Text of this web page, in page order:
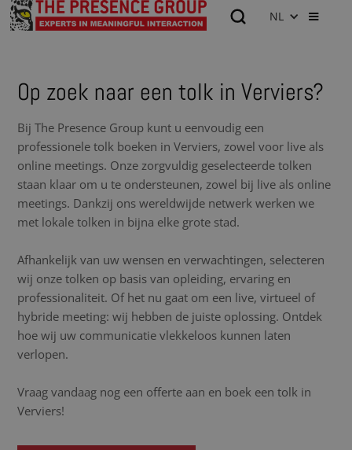
NL
Op zoek naar een tolk in Verviers?
Bij The Presence Group kunt u eenvoudig een
professionele tolk boeken in Verviers, zowel voor live als
online meetings. Onze zorgvuldig geselecteerde tolken
staan klaar om u te ondersteunen, zowel bij live als online
meetings. Dankzij ons wereldwijde netwerk werken we
met lokale tolken in bijna elke grote stad.
Afhankelijk van uw wensen en verwachtingen, selecteren
wij onze tolken op basis van opleiding, ervaring en
professionaliteit. Of het nu gaat om een live, virtueel of
hybride meeting: wij hebben de juiste oplossing. Ontdek
hoe wij uw communicatie vlekkeloos kunnen laten
verlopen.
Vraag vandaag nog een offerte aan en boek een tolk in
Verviers!